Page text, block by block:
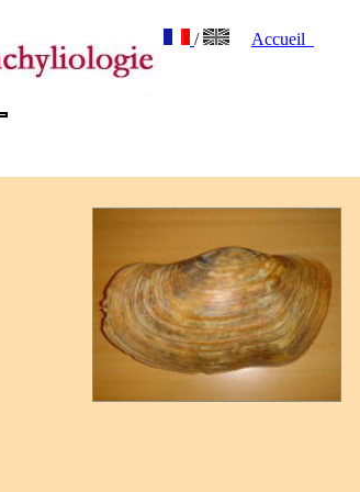
/ Accueil